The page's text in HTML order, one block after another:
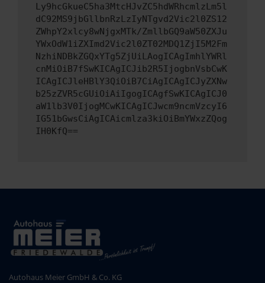
Ly9hcGkueC5ha3MtcHJvZC5hdWRhcmlzLm5l
dC92MS9jbGllbnRzLzIyNTgvd2Vic2l0ZS12
ZWhpY2xlcy8wNjgxMTk/ZmllbGQ9aW50ZXJu
YWxOdW1iZXImd2Vic2l0ZT02MDQ1ZjI5M2Fm
NzhiNDBkZGQxYTg5ZjUiLAogICAgImhlYWRl
cnMiOiB7fSwKICAgICJib2R5IjogbnVsbCwK
ICAgICJleHBlY3QiOiB7CiAgICAgICJyZXNw
b25zZVR5cGUiOiAiIgogICAgfSwKICAgICJ0
aW1lb3V0IjogMCwKICAgICJwcm9ncmVzcyI6
IG51bGwsCiAgICAicmlza3kiOiBmYWxzZQog
IH0KfQ==
Autohaus Meier GmbH & Co. KG